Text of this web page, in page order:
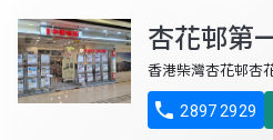
杏花邨第
香港柴灣杏花邨杏
 2897 2929